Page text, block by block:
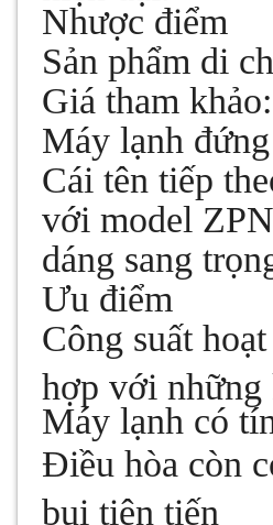
Nhược điểm
Sản phẩm di
Giá tham
Máy lạnh
Cái tên tiếp
với model
dáng sang
Ưu điểm
Công suất
hợp với những
Máy lạnh có
Điều hòa còn
bụi tiên tiến